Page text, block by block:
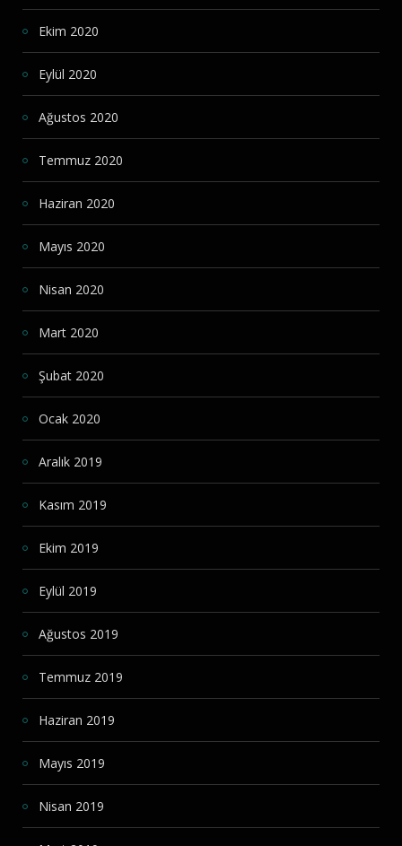
Ekim 2020
Eylül 2020
Ağustos 2020
Temmuz 2020
Haziran 2020
Mayıs 2020
Nisan 2020
Mart 2020
Şubat 2020
Ocak 2020
Aralık 2019
Kasım 2019
Ekim 2019
Eylül 2019
Ağustos 2019
Temmuz 2019
Haziran 2019
Mayıs 2019
Nisan 2019